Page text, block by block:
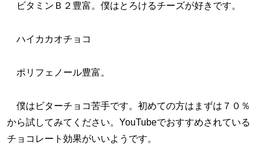
ビタミンＢ２豊富。僕はとろけるチーズが好きです。
ハイカカオチョコ
ポリフェノール豊富。
僕はビターチョコ苦手です。初めての方はまずは７０％
から試してみてください。YouTubeでおすすめされている
チョコレート効果がいいようです。